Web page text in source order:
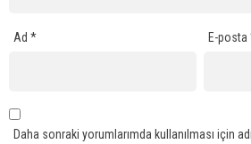
Ad * E-posta
Daha sonraki yorumlarımda kullanılması için